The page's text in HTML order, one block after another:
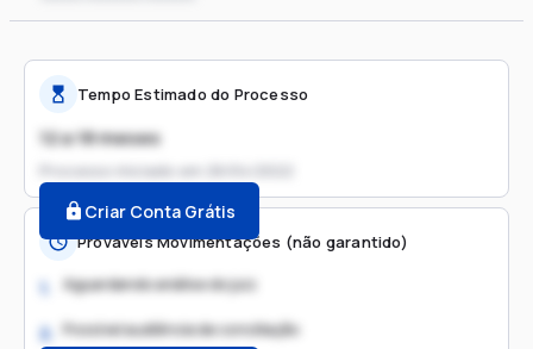
Tempo Estimado do Processo
12 a 18 meses
Processo iniciado em
Criar Conta Grátis
Prováveis Movimentações (não garantido)
1. Aguardando análise do juiz
2. Possível audiência de conciliação